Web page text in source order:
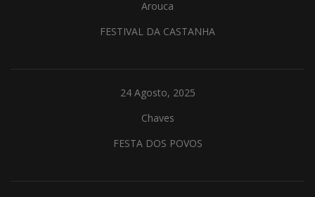
Arouca
FESTIVAL DA CASTANHA
24 Agosto, 2025
Chaves
FESTA DOS POVOS